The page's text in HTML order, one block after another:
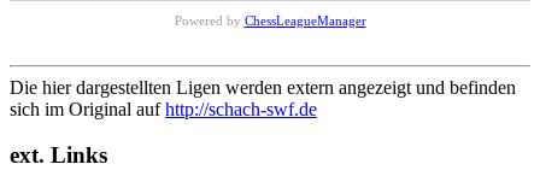
Powered by ChessLeagueManager
Die hier dargestellten Ligen werden extern angezeigt und befinden
sich im Original aufhttp://schach-swf.de
ext. Links